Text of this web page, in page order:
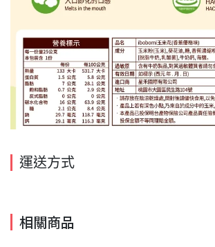
運送方式
相關商品